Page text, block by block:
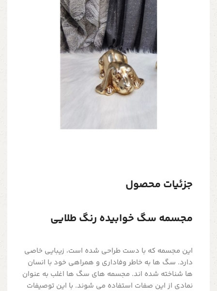
جزئیات محصول
مجسمه سگ خوابیده رنگ طلایی
این مجسمه که با دست طراحی شده است، زیبایی خاصی
دارد. سگ ها به خاطر وفاداری و همراهی خود با انسان
ها شناخته شده اند. مجسمه های سگ ها اغلب به عنوان
نمادی از این صفات استفاده می شوند. با این توصیفات